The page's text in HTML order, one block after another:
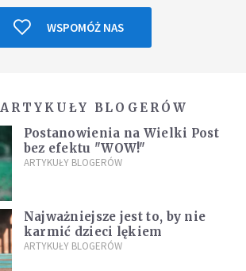
WSPOMÓŻ NAS
ARTYKUŁY BLOGERÓW
Postanowienia na Wielki Post
bez efektu "WOW!"
ARTYKUŁY BLOGERÓW
Najważniejsze jest to, by nie
karmić dzieci lękiem
ARTYKUŁY BLOGERÓW